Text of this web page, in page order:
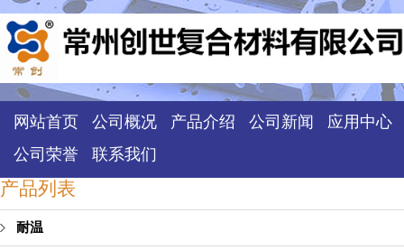
网站首页 公司概况 产品介绍 公司新闻
应用中心
公司荣誉
联系我们
产品列表
耐温